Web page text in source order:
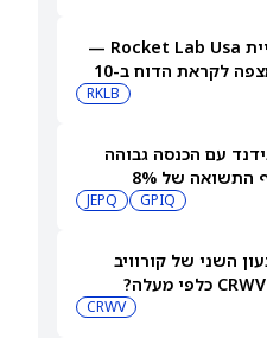
תחזית מחיר מניית Rocket Lab Usa —
מה וול סטריט מצפה לקראת הדוח ב-10
RKLB
עם הכנסה גבוהה
של 8%
GPIQ
JEPQ
השני של קורוויב
CRWV